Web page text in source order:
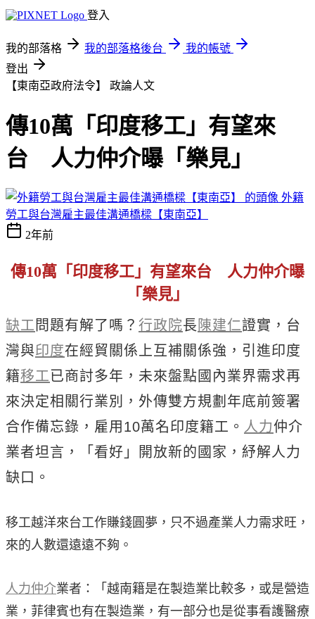
登入
我的部落格 我的部落格後台
我的帳號
登出
【東南亞政府法令】 政論人文
傳10萬「印度移工」有望來
台 人力仲介曝「樂見」
外籍
勞工與台灣雇主最佳溝通橋樑【東南亞】
2年前
傳10萬「印度移工」有望來台 人力仲介曝
「樂見」
缺工 問題有解了嗎？ 行政院長 陳建仁證實，台
灣與印度在經貿關係上互補關係強，引進印度
籍移工 已商討多年，未來盤點國內業界需求再
來決定相關行業別，外傳雙方規劃年底前簽署
合作備忘錄，雇用10萬名印度籍工。 人力仲介
業者坦言，「看好」開放新的國家，紓解人力
缺口。
移工越洋來台工作賺錢圓夢，只不過產業人力需求旺，
來的人數還遠遠不夠。
人力仲介業者：「越南籍是在製造業比較多，或是營造
業，菲律賓也有在製造業，有一部分也是從事看護醫療